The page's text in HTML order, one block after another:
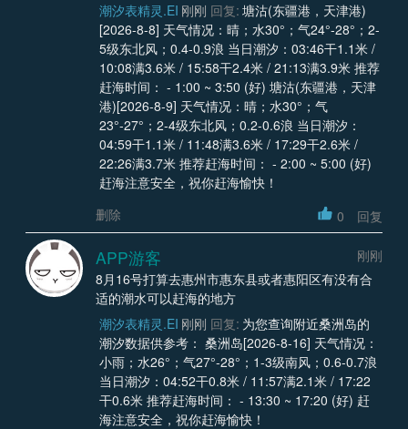
潮汐表精灵.EI 刚刚 回复: 塘沽(东疆港，天津港)
[2026-8-8] 天气情况：晴；水30°；气24°-28°；2-
5级东北风；0.4-0.9浪 当日潮汐：03:46干1.1米 /
10:08满3.6米 / 15:58干2.4米 / 21:13满3.9米 推荐
赶海时间： - 1:00 ~ 3:50 (好) 塘沽(东疆港，天津
港)[2026-8-9] 天气情况：晴；水30°；气
23°-27°；2-4级东北风；0.2-0.6浪 当日潮汐：
04:59干1.1米 / 11:48满3.6米 / 17:29干2.6米 /
22:26满3.7米 推荐赶海时间： - 2:00 ~ 5:00 (好)
赶海注意安全，祝你赶海愉快！
删除
0 回复
APP游客
刚刚
8月16号打算去惠州市惠东县或者惠阳区有没有合
适的潮水可以赶海的地方
潮汐表精灵.EI 刚刚 回复: 为您查询附近桑洲岛的
潮汐数据供参考： 桑洲岛[2026-8-16] 天气情况：
小雨；水26°；气27°-28°；1-3级南风；0.6-0.7浪
当日潮汐：04:52干0.8米 / 11:57满2.1米 / 17:22
干0.6米 推荐赶海时间： - 13:30 ~ 17:20 (好) 赶
海注意安全，祝你赶海愉快！